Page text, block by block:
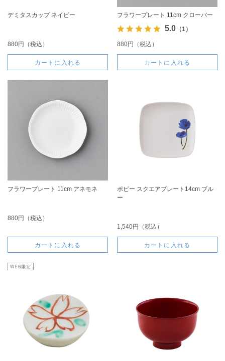
デミタスカップ ネイビー
880円（税込）
カートに入れる
フラワープレート 11cm クローバー
5.0（1）
880円（税込）
カートに入れる
フラワープレート 11cm アネモネ
880円（税込）
カートに入れる
ポピー スクエアプレート14cm ブル
ー
1,540円（税込）
カートに入れる